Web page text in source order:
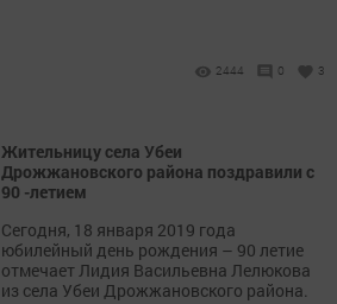
2444 0 3
Жительницу села Убеи
Дрожжановского района поздравили с
90 -летием
Сегодня, 18 января 2019 года
юбилейный день рождения – 90 летие
отмечает Лидия Васильевна Лелюкова
из села Убеи Дрожжановского района.